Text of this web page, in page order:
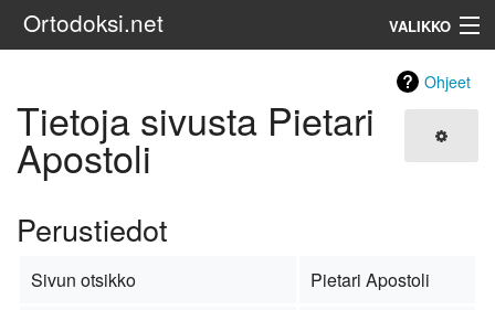
Ortodoksi.net VALIKKO
Haku
Ohjeet
Tietoja sivusta Pietari
Apostoli
Perustiedot
Sivun otsikko
Pietari Apostoli